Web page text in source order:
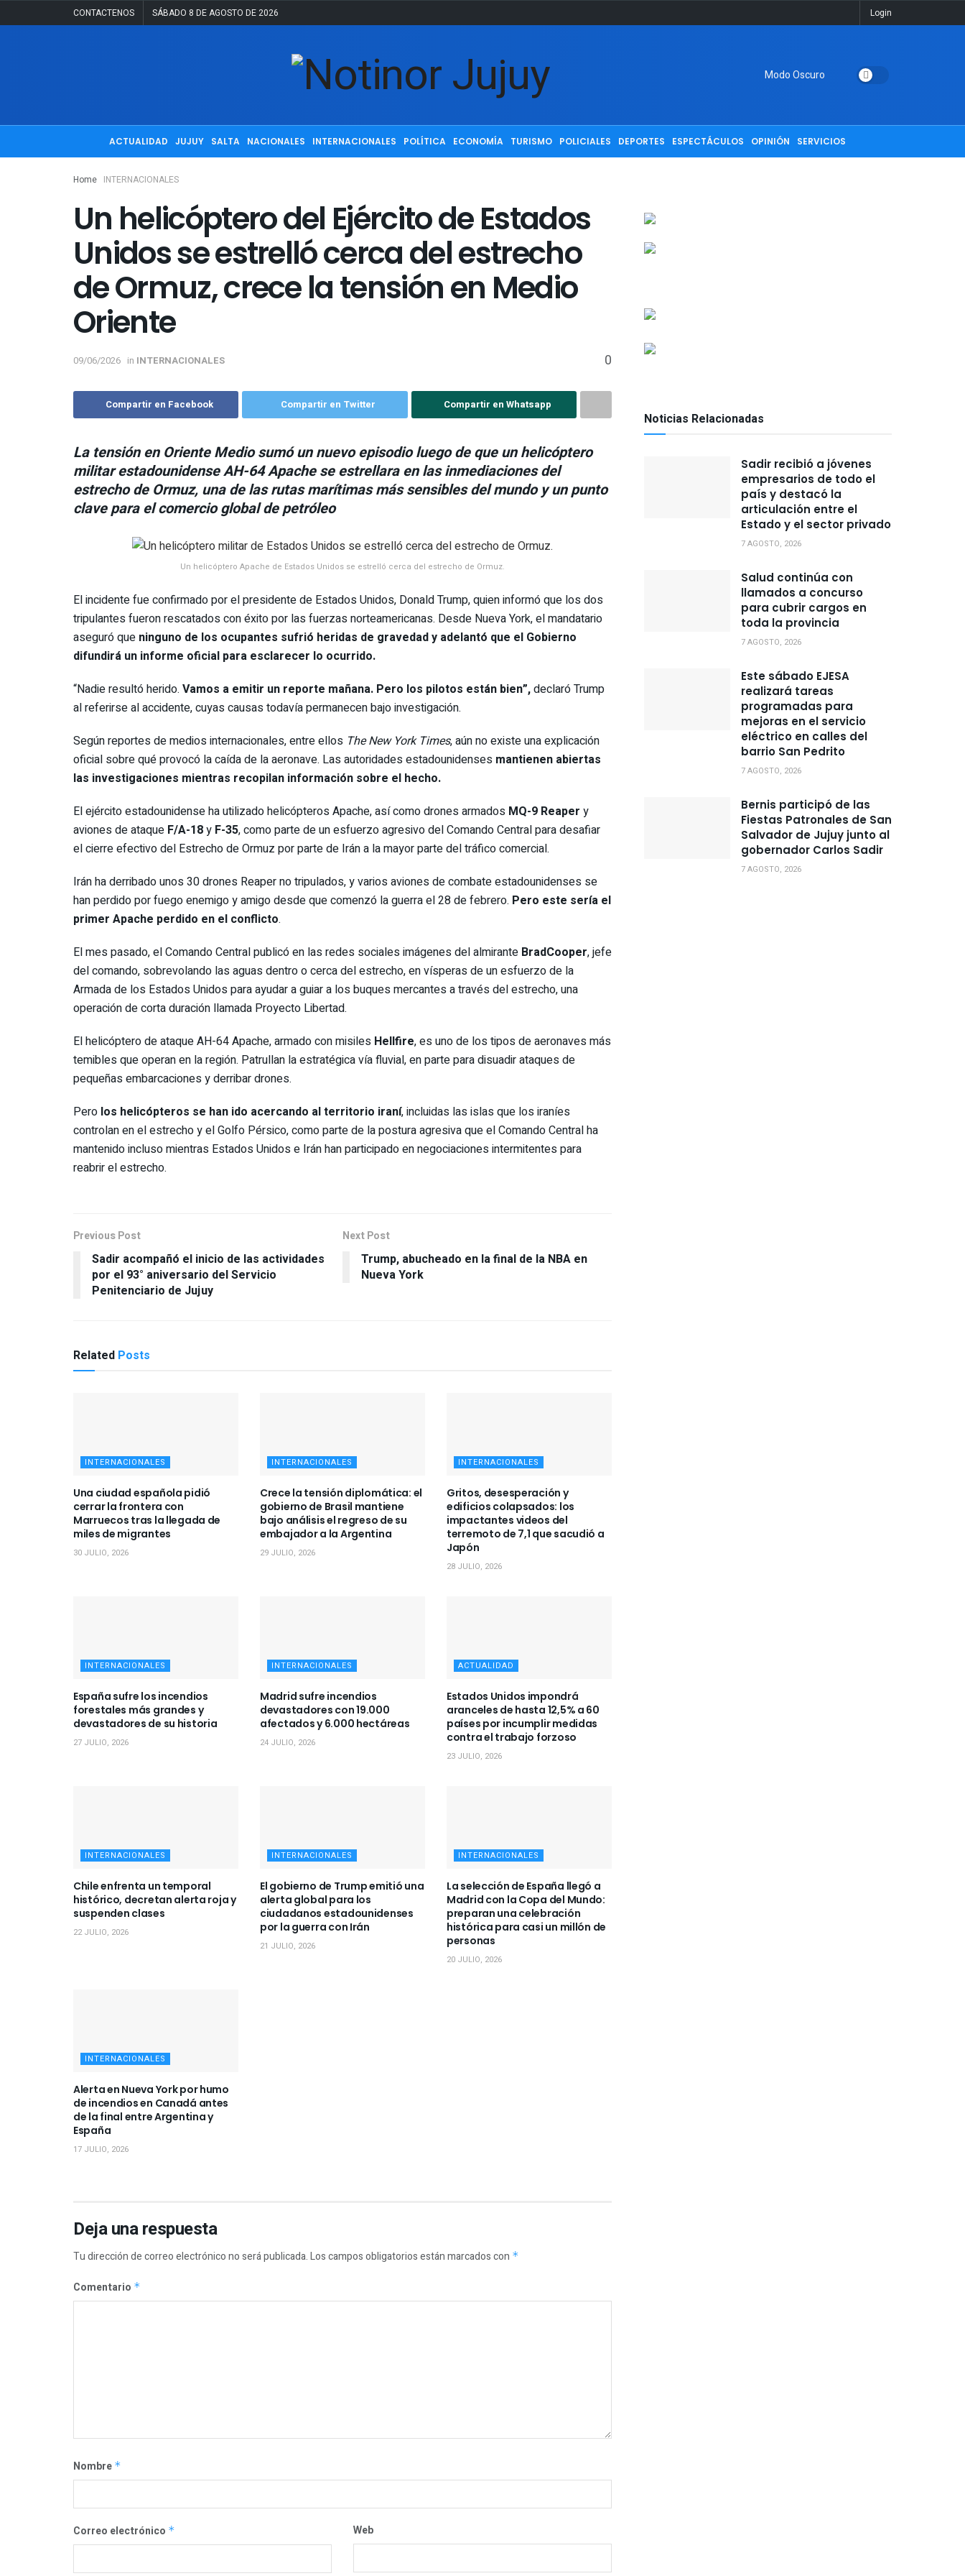
CONTACTENOS SÁBADO 8 DE AGOSTO DE 2026 Login
Modo Oscuro
ACTUALIDAD JUJUY SALTA NACIONALES INTERNACIONALES POLÍTICA ECONOMÍA TURISMO POLICIALES DEPORTES ESPECTÁCULOS OPINIÓN SERVICIOS
Home INTERNACIONALES
Un helicóptero del Ejército de Estados
Unidos se estrelló cerca del estrecho
de Ormuz, crece la tensión en Medio
Oriente
09/06/2026 in INTERNACIONALES 0
Compartir en Facebook Compartir en Twitter Compartir en Whatsapp
La tensión en Oriente Medio sumó un nuevo episodio luego de que un helicóptero
militar estadounidense AH-64 Apache se estrellara en las inmediaciones del
estrecho de Ormuz, una de las rutas marítimas más sensibles del mundo y un punto
clave para el comercio global de petróleo
Un helicóptero Apache de Estados Unidos se estrelló cerca del estrecho de Ormuz.
El incidente fue confirmado por el presidente de Estados Unidos, Donald Trump, quien informó que los dos
tripulantes fueron rescatados con éxito por las fuerzas norteamericanas. Desde Nueva York, el mandatario
aseguró que ninguno de los ocupantes sufrió heridas de gravedad y adelantó que el Gobierno
difundirá un informe oficial para esclarecer lo ocurrido.
“Nadie resultó herido. Vamos a emitir un reporte mañana. Pero los pilotos están bien”,declaró Trump
al referirse al accidente, cuyas causas todavía permanecen bajo investigación.
Según reportes de medios internacionales, entre ellos The New York Times, aún no existe una explicación
oficial sobre qué provocó la caída de la aeronave. Las autoridades estadounidenses mantienen abiertas
las investigaciones mientras recopilan información sobre el hecho.
El ejército estadounidense ha utilizado helicópteros Apache, así como drones armados MQ-9 Reaper y
aviones de ataque F/A-18y F-35, como parte de un esfuerzo agresivo del Comando Central para desafiar
el cierre efectivo del Estrecho de Ormuz por parte de Irán a la mayor parte del tráfico comercial.
Irán ha derribado unos 30 drones Reaper no tripulados, y varios aviones de combate estadounidenses se
han perdido por fuego enemigo y amigo desde que comenzó la guerra el 28 de febrero. Pero este sería el
primer Apache perdido en el conflicto.
El mes pasado, el Comando Central publicó en las redes sociales imágenes del almirante BradCooper, jefe
del comando, sobrevolando las aguas dentro o cerca del estrecho, en vísperas de un esfuerzo de la
Armada de los Estados Unidos para ayudar a guiar a los buques mercantes a través del estrecho, una
operación de corta duración llamada Proyecto Libertad.
El helicóptero de ataque AH-64 Apache, armado con misiles Hellfire, es uno de los tipos de aeronaves más
temibles que operan en la región. Patrullan la estratégica vía fluvial, en parte para disuadir ataques de
pequeñas embarcaciones y derribar drones.
Pero los helicópteros se han ido acercando al territorio iraní, incluidas las islas que los iraníes
controlan en el estrecho y el Golfo Pérsico, como parte de la postura agresiva que el Comando Central ha
mantenido incluso mientras Estados Unidos e Irán han participado en negociaciones intermitentes para
reabrir el estrecho.
Previous Post
Sadir acompañó el inicio de las actividades
por el 93° aniversario del Servicio
Penitenciario de Jujuy
Next Post
Trump, abucheado en la final de la NBA en
Nueva York
Related Posts
INTERNACIONALES
Una ciudad española pidió
cerrar la frontera con
Marruecos tras la llegada de
miles de migrantes
30 JULIO, 2026
INTERNACIONALES
Crece la tensión diplomática: el
gobierno de Brasil mantiene
bajo análisis el regreso de su
embajador a la Argentina
29 JULIO, 2026
INTERNACIONALES
Gritos, desesperación y
edificios colapsados: los
impactantes videos del
terremoto de 7,1 que sacudió a
Japón
28 JULIO, 2026
INTERNACIONALES
España sufre los incendios
forestales más grandes y
devastadores de su historia
27 JULIO, 2026
INTERNACIONALES
Madrid sufre incendios
devastadores con 19.000
afectados y 6.000 hectáreas
24 JULIO, 2026
ACTUALIDAD
Estados Unidos impondrá
aranceles de hasta 12,5% a 60
países por incumplir medidas
contra el trabajo forzoso
23 JULIO, 2026
INTERNACIONALES
Chile enfrenta un temporal
histórico, decretan alerta roja y
suspenden clases
22 JULIO, 2026
INTERNACIONALES
El gobierno de Trump emitió una
alerta global para los
ciudadanos estadounidenses
por la guerra con Irán
21 JULIO, 2026
INTERNACIONALES
La selección de España llegó a
Madrid con la Copa del Mundo:
preparan una celebración
histórica para casi un millón de
personas
20 JULIO, 2026
INTERNACIONALES
Alerta en Nueva York por humo
de incendios en Canadá antes
de la final entre Argentina y
España
17 JULIO, 2026
Deja una respuesta
Tu dirección de correo electrónico no será publicada.Los campos obligatorios están marcados con *
Comentario *
Nombre *
Correo electrónico * Web
Noticias Relacionadas
Sadir recibió a jóvenes
empresarios de todo el
país y destacó la
articulación entre el
Estado y el sector privado
7 AGOSTO, 2026
Salud continúa con
llamados a concurso
para cubrir cargos en
toda la provincia
7 AGOSTO, 2026
Este sábado EJESA
realizará tareas
programadas para
mejoras en el servicio
eléctrico en calles del
barrio San Pedrito
7 AGOSTO, 2026
Bernis participó de las
Fiestas Patronales de San
Salvador de Jujuy junto al
gobernador Carlos Sadir
7 AGOSTO, 2026